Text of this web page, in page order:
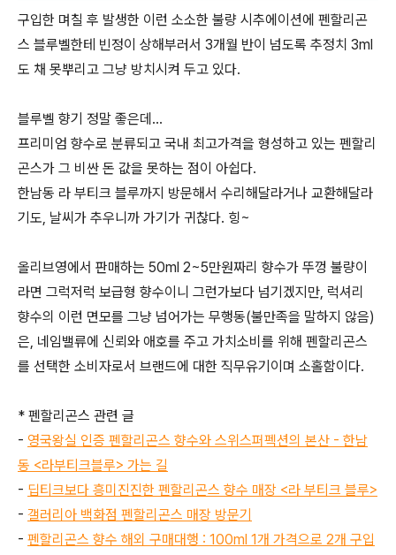
구입한 며칠 후 발생한 이런 소소한 불량 시추에이션에 펜할리곤
스 블루벨한테 빈정이 상해부러서 3개월 반이 넘도록 추정치 3ml
도 채 못뿌리고 그냥 방치시켜 두고 있다.
블루벨 향기 정말 좋은데...
프리미엄 향수로 분류되고 국내 최고가격을 형성하고 있는 펜할리
곤스가 그 비싼 돈 값을 못하는 점이 아쉽다.
한남동 라 부티크 블루까지 방문해서 수리해달라거나 교환해달라
기도, 날씨가 추우니까 가기가 귀찮다. 힝~
올리브영에서 판매하는 50ml 2~5만원짜리 향수가 뚜껑 불량이
라면 그럭저럭 보급형 향수이니 그런가보다 넘기겠지만, 럭셔리
향수의 이런 면모를 그냥 넘어가는 무행동(불만족을 말하지 않음)
은, 네임밸류에 신뢰와 애호를 주고 가치소비를 위해 펜할리곤스
를 선택한 소비자로서 브랜드에 대한 직무유기이며 소홀함이다.
* 펜할리곤스 관련 글
- 영국왕실 인증 펜할리곤스 향수와 스위스퍼펙션의 본산 - 한남
동 <라부티크블루> 가는 길
- 딥티크보다 흥미진진한 펜할리곤스 향수 매장 <라 부티크 블루>
- 갤러리아 백화점 펜할리곤스 매장 방문기
- 펜할리곤스 향수 해외 구매대행 : 100ml 1개 가격으로 2개 구입